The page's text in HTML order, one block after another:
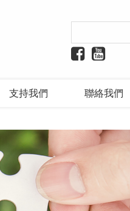
支持我們 聯絡我們